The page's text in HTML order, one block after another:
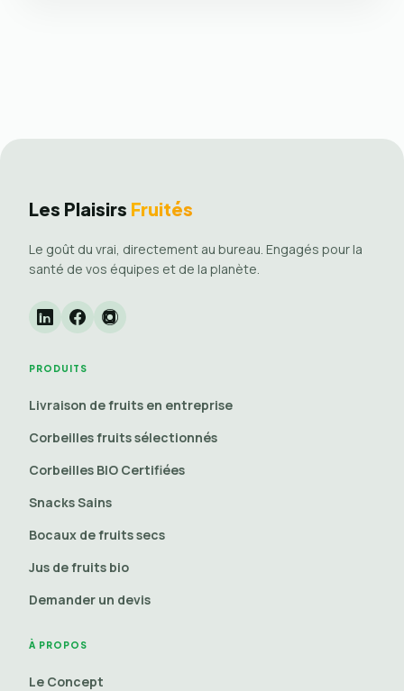
Les Plaisirs Fruités
Le goût du vrai, directement au bureau. Engagés pour la
santé de vos équipes et de la planète.
PRODUITS
Livraison de fruits en entreprise
Corbeilles fruits sélectionnés
Corbeilles BIO Certifiées
Snacks Sains
Bocaux de fruits secs
Jus de fruits bio
Demander un devis
À PROPOS
Le Concept